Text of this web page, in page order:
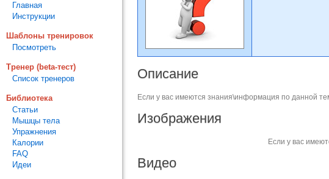
Описание
Если у вас имеются знания\информация по данной
Изображения
Если у вас
Видео
Главная
Инструкции
Шаблоны тренировок
Посмотреть
Тренер (beta-тест)
Список тренеров
Библиотека
Статьи
Мышцы тела
Упражнения
Калории
FAQ
Идеи